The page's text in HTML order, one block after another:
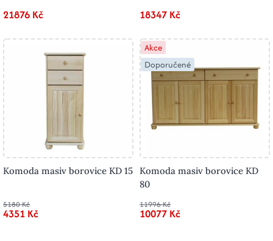
21876 Kč 18347 Kč
Komoda masiv borovice KD 15
5180 Kč
4351 Kč
Akce
Doporučené
Komoda masiv borovice KD
80
11996 Kč
10077 Kč